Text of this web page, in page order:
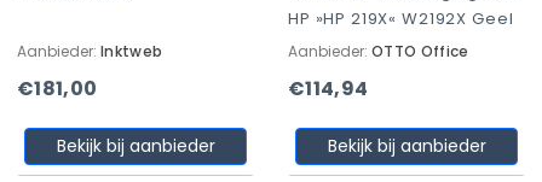
Aanbieder: Inktweb
€181,00
Bekijk bij aanbieder
HP »HP 219X« W2192X Geel
Aanbieder: OTTO Office
€114,94
Bekijk bij aanbieder